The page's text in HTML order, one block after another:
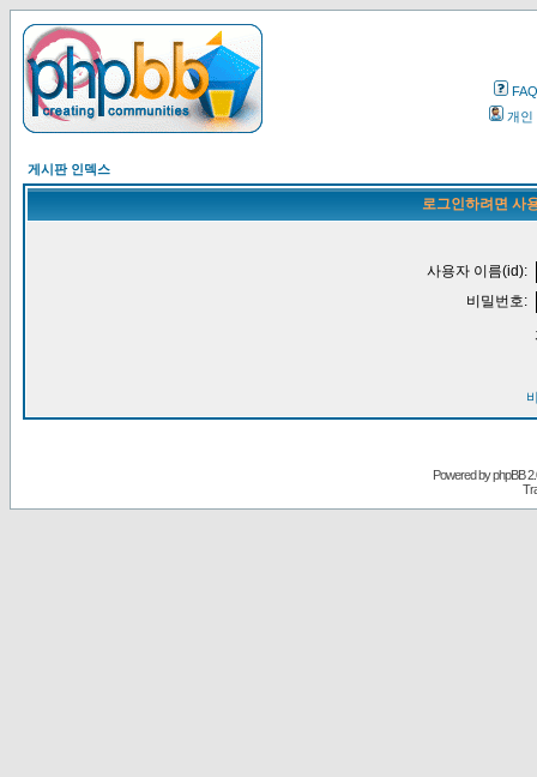
FAQ
개인
게시판 인덱스
로그인하려면 사
사용자 이름(id):
비밀번호:
Powered byphpBB